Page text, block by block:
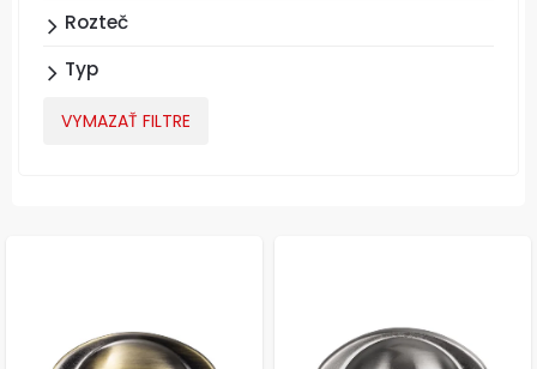
Rozteč
Typ
VYMAZAŤ FILTRE